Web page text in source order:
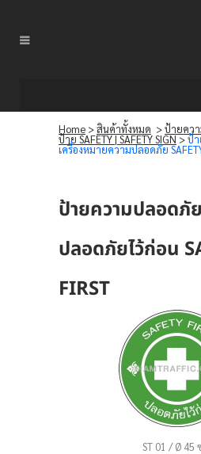
Home >สินค้าทั้งหมด >ป้ายคว
ป้าย SAFETY | SAFETY SIGN>ป้
เครื่องหมายความปลอดภัย
ป้ายความปลอดภัย
ปลอดภัยไว้ก่อน
FIRST
ST 01 / Ø 45